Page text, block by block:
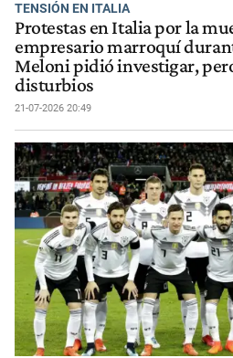
TENSIÓN EN ITALIA
Protestas en Italia por la
empresario marroquí
Meloni pidió investigar,
disturbios
21-07-2026 20:49